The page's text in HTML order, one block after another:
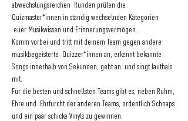
abwechslungsreichen  Runden prüfen die
Quizmaster*innen in ständig wechselnden Kategorien
euer Musikwissen und Erinnerungsvermögen.
Komm vorbei und tritt mit deinem Team gegen andere
musikbegeisterte  Quizzer*innen an, erkennt bekannte
Songs innerhalb von Sekunden, gebt an  und singt lauthals
mit.
Für die besten und schnellsten Teams gibt es, neben Ruhm,
Ehre und  Ehrfurcht der anderen Teams, ordentlich Schnaps
und ein paar schicke Vinyls zu gewinnen.